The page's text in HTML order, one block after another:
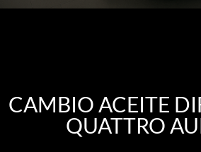
CAMBIO ACEITE
QUATTRO